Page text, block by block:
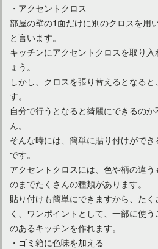
・アクセントクロス
部屋の壁の1面だけに別のクロスを用
と言います。
キッチンにアクセントクロスを取り
ょう。
しかし、クロスを張り替えるとなる
す。
自分で行うとなると綺麗にできるの
ん。
そんな時には、簡単に貼り付けがで
です。
アクセントクロスには、色や柄の違
のまでたくさんの種類があります。
貼り付けも簡単にできますから、た
く、ワンポイントとして、一部に使
のあるキッチンを作れます。
・ゴミ箱に色味を加える